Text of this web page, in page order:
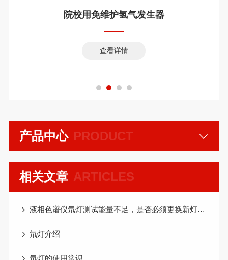
院校用免维护氢气发生器
查看详情
PRODUCT
产品中心
ARTICLES
相关文章
液相色谱仪氘灯测试能量不足，是否必须更换新灯呢？
氘灯介绍
氘灯的使用常识